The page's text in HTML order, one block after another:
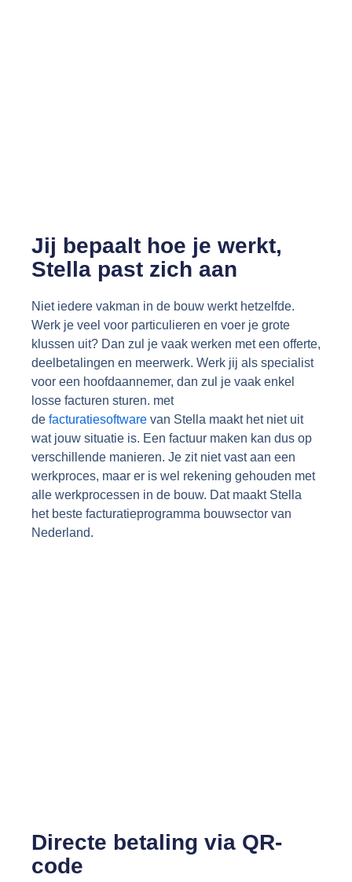
Jij bepaalt hoe je werkt,
Stella past zich aan
Niet iedere vakman in de bouw werkt hetzelfde.
Werk je veel voor particulieren en voer je grote
klussen uit? Dan zul je vaak werken met een offerte,
deelbetalingen en meerwerk. Werk jij als specialist
voor een hoofdaannemer, dan zul je vaak enkel
losse facturen sturen. met
de facturatiesoftware van Stella maakt het niet uit
wat jouw situatie is. Een factuur maken kan dus op
verschillende manieren. Je zit niet vast aan een
werkproces, maar er is wel rekening gehouden met
alle werkprocessen in de bouw. Dat maakt Stella
het beste facturatieprogramma bouwsector van
Nederland.
Directe betaling via QR-
code